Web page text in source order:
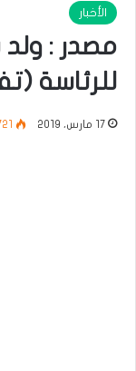
الأخبار
مصدر :
للرئاسة
17 مارس، 2019